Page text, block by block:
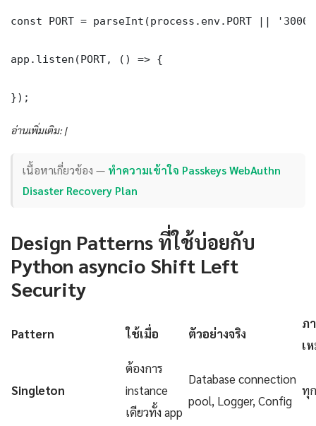
const PORT = parseInt(process.env.PORT ||
app.listen(PORT, () => {
});
อ่านเพิ่มเติม: |
เนื้อหาเกี่ยวข้อง — ทำความเข้าใจ Passkeys WebAuthn
Disaster Recovery Plan
Design Patterns ที่ใช้บ่อยกับ
Python asyncio Shift Left
Security
Pattern ใช้เมื่อ ตัวอย่างจริง
ภ
เ
Singleton
ต้องการ
instance
เดียวทั้ง app
Database connection
pool, Logger, Config
ทุ